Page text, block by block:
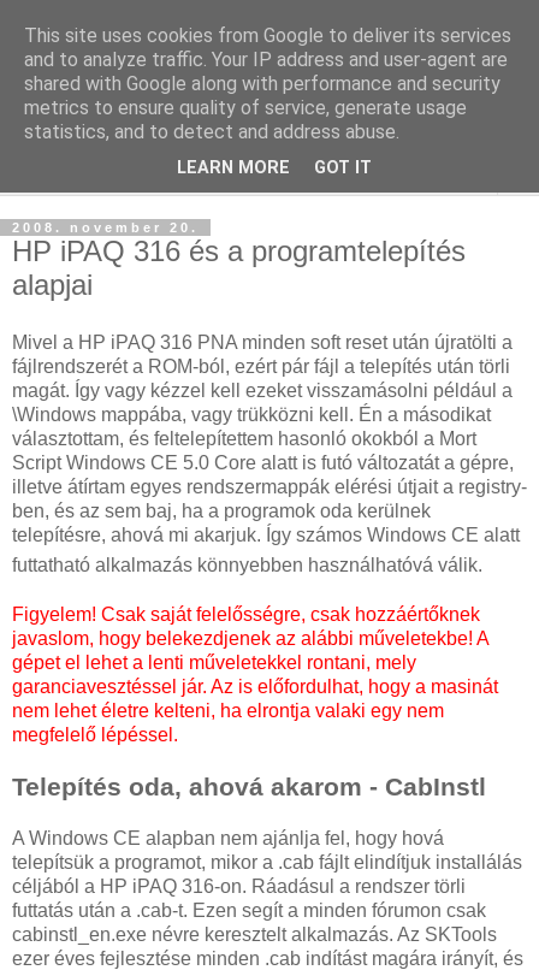
blog.sancho.hu
Egy techember blogja a mindennapok kütyüiről...
2008. november 20.
HP iPAQ 316 és a programtelepítés
alapjai
Mivel a HP iPAQ 316 PNA minden soft reset után újratölti a
fájlrendszerét a ROM-ból, ezért pár fájl a telepítés után törli
magát. Így vagy kézzel kell ezeket visszamásolni például a
\Windows mappába, vagy trükközni kell. Én a másodikat
választottam, és feltelepítettem hasonló okokból a Mort
Script Windows CE 5.0 Core alatt is futó változatát a gépre,
illetve átírtam egyes rendszermappák elérési útjait a registry-
ben, és az sem baj, ha a programok oda kerülnek
telepítésre, ahová mi akarjuk. Így számos Windows CE alatt
futtatható alkalmazás könnyebben használhatóvá válik.
Figyelem! Csak saját felelősségre, csak hozzáértőknek
javaslom, hogy belekezdjenek az alábbi műveletekbe! A
gépet el lehet a lenti műveletekkel rontani, mely
garanciavesztéssel jár. Az is előfordulhat, hogy a masinát
nem lehet életre kelteni, ha elrontja valaki egy nem
megfelelő lépéssel.
Telepítés oda, ahová akarom - CabInstl
A Windows CE alapban nem ajánlja fel, hogy hová
telepítsük a programot, mikor a .cab fájlt elindítjuk installálás
céljából a HP iPAQ 316-on. Ráadásul a rendszer törli
futtatás után a .cab-t. Ezen segít a minden fórumon csak
cabinstl_en.exe névre keresztelt alkalmazás. Az SKTools
ezer éves fejlesztése minden .cab indítást magára irányít, és
This site uses cookies from Google to deliver its services
and to analyze traffic. Your IP address and user-agent are
shared with Google along with performance and security
metrics to ensure quality of service, generate usage
statistics, and to detect and address abuse.
LEARN MORE GOT IT